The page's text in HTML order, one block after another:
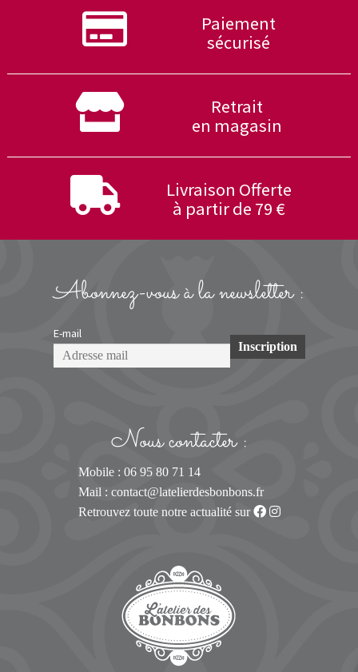
Paiement
sécurisé
Retrait
en magasin
Livraison Offerte
à partir de 79 €
Abonnez-vous à la newsletter :
E-mail
Nous contacter :
Mobile : 06 95 80 71 14
Mail : contact@latelierdesbonbons.fr
Retrouvez toute notre actualité sur